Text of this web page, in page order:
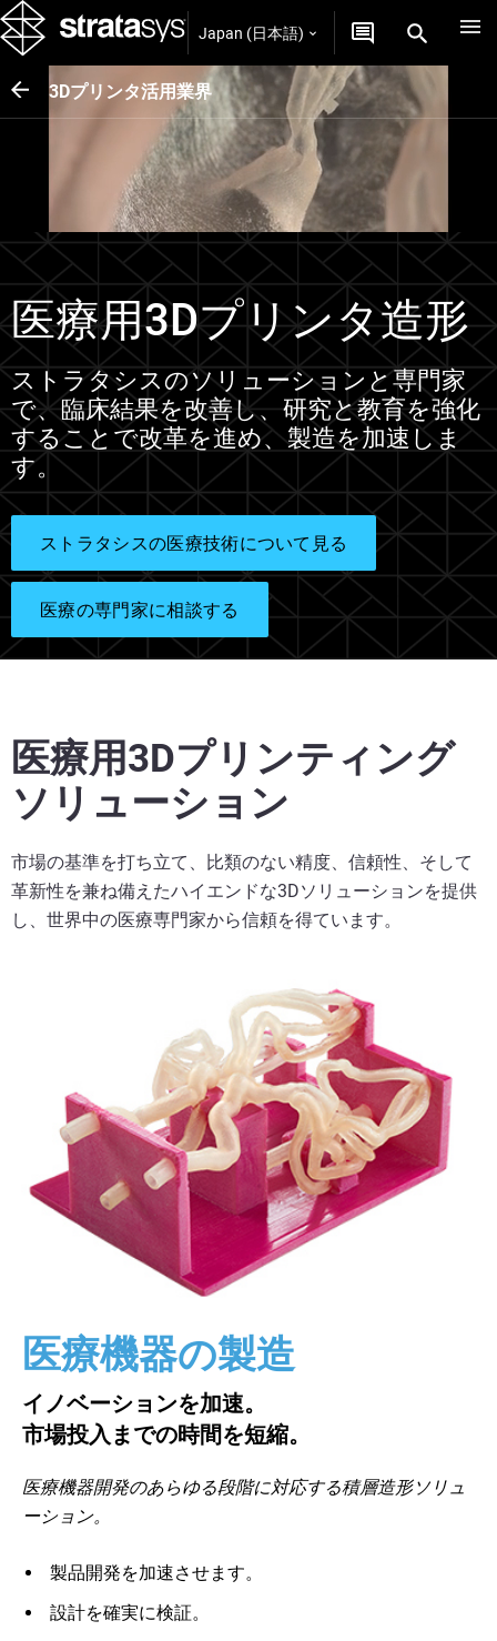
Japan (日本語)
3Dプリンタ活用業界
医療用3Dプリンタ造形
ストラタシスのソリューションと専門家
で、臨床結果を改善し、研究と教育を強化
することで改革を進め、製造を加速しま
す。
ストラタシスの医療技術について見る
医療の専門家に相談する
医療用3Dプリンティング
ソリューション
市場の基準を打ち立て、比類のない精度、信頼性、そして
革新性を兼ね備えたハイエンドな3Dソリューションを提供
し、世界中の医療専門家から信頼を得ています。
医療機器の製造
イノベーションを加速。
市場投入までの時間を短縮。
医療機器開発のあらゆる段階に対応する積層造形ソリュ
ーション。
製品開発を加速させます。
設計を確実に検証。